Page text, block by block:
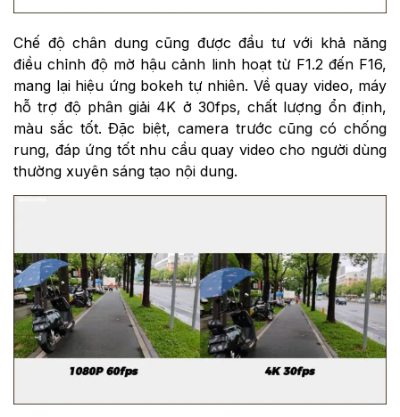
Chế độ chân dung cũng được đầu tư với khả năng
điều chỉnh độ mờ hậu cảnh linh hoạt từ F1.2 đến F16,
mang lại hiệu ứng bokeh tự nhiên. Về quay video, máy
hỗ trợ độ phân giải 4K ở 30fps, chất lượng ổn định,
màu sắc tốt. Đặc biệt, camera trước cũng có chống
rung, đáp ứng tốt nhu cầu quay video cho người dùng
thường xuyên sáng tạo nội dung.